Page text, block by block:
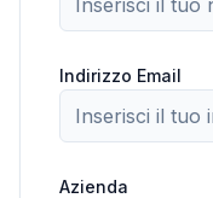
Indirizzo Email
Azienda